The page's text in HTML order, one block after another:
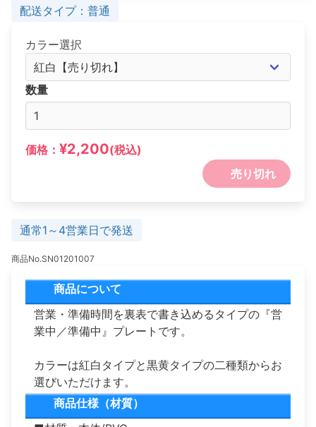
配送タイプ：普通
カラー選択
数量
価格： ¥2,200(税込)
売り切れ
通常1～4営業日で発送
商品No.SN01201007
商品について
営業・準備時間を裏表で書き込めるタイプの『営
業中／準備中』プレートです。
カラーは紅白タイプと黒黄タイプの二種類からお
選びいただけます。
商品仕様（材質）